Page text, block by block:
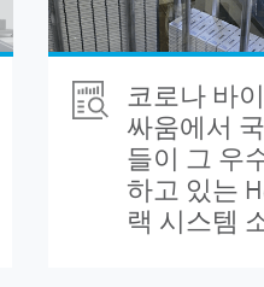
코로나 바
싸움에서
들이 그 우
하고 있는
랙 시스템